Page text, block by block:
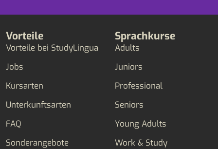
Vorteile
Vorteile bei StudyLingua
Jobs
Kursarten
Unterkunftsarten
FAQ
Sonderangebote
Sprachkurse
Adults
Juniors
Professional
Seniors
Young Adults
Work & Study